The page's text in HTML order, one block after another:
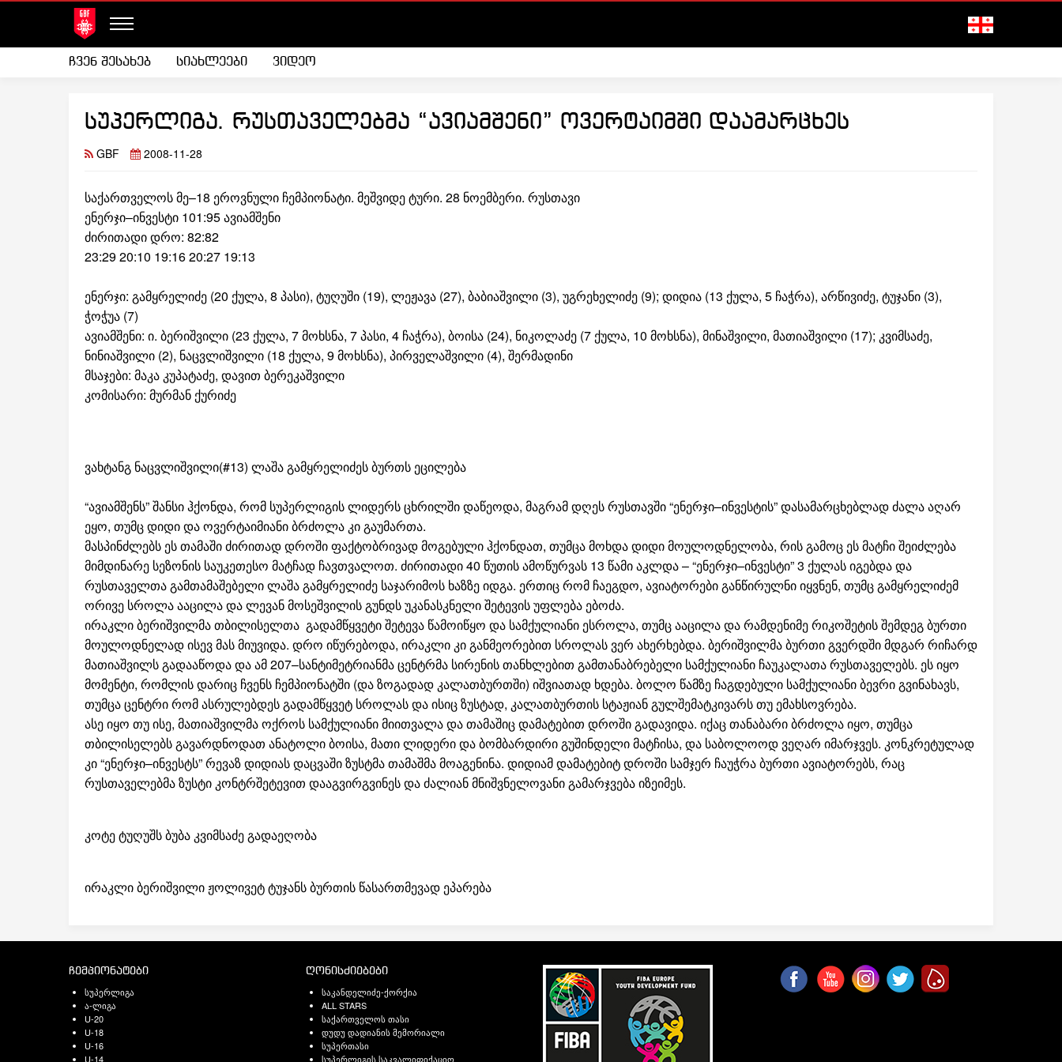
ჩვენ შესახებ სიახლეები ვიდეო
სუპერლიგა. რუსთაველებმა “ავიამშენი” ოვერტაიმში დაამარცხეს
GBF 2008-11-28
საქართველოს მე–18 ეროვნული ჩემპიონატი. მეშვიდე ტური. 28 ნოემბერი. რუსთავი
ენერჯი–ინვესტი 101:95 ავიამშენი
ძირითადი დრო: 82:82
23:29 20:10 19:16 20:27 19:13
ენერჯი: გამყრელიძე (20 ქულა, 8 პასი), ტუღუში (19), ლეჟავა (27), ბაბიაშვილი (3), უგრეხელიძე (9); დიდია (13 ქულა, 5 ჩაჭრა), არწივიძე, ტუჯანი (3),
ჭოჭუა (7)
ავიამშენი: ი. ბერიშვილი (23 ქულა, 7 მოხსნა, 7 პასი, 4 ჩაჭრა), ბოისა (24), ნიკოლაძე (7 ქულა, 10 მოხსნა), მინაშვილი, მათიაშვილი (17); კვიმსაძე,
ნინიაშვილი (2), ნაცვლიშვილი (18 ქულა, 9 მოხსნა), პირველაშვილი (4), შერმადინი
მსაჯები: მაკა კუპატაძე, დავით ბერეკაშვილი
კომისარი: მურმან ქურიძე
ვახტანგ ნაცვლიშვილი(#13) ლაშა გამყრელიძეს ბურთს ეცილება
“ავიამშენს” შანსი ჰქონდა, რომ სუპერლიგის ლიდერს ცხრილში დაწეოდა, მაგრამ დღეს რუსთავში “ენერჯი–ინვესტის” დასამარცხებლად ძალა აღარ
ეყო, თუმც დიდი და ოვერტაიმიანი ბრძოლა კი გაუმართა.
მასპინძლებს ეს თამაში ძირითად დროში ფაქტობრივად მოგებული ჰქონდათ, თუმცა მოხდა დიდი მოულოდნელობა, რის გამოც ეს მატჩი შეიძლება
მიმდინარე სეზონის საუკეთესო მატჩად ჩავთვალოთ. ძირითადი 40 წუთის ამოწურვას 13 წამი აკლდა – “ენერჯი–ინვესტი” 3 ქულას იგებდა და
რუსთაველთა გამთამაშებელი ლაშა გამყრელიძე საჯარიმოს ხაზზე იდგა. ერთიც რომ ჩაეგდო, ავიატორები განწირულნი იყვნენ, თუმც გამყრელიძემ
ორივე სროლა ააცილა და ლევან მოსეშვილის გუნდს უკანასკნელი შეტევის უფლება ებოძა.
ირაკლი ბერიშვილმა თბილისელთა გადამწყვეტი შეტევა წამოიწყო და სამქულიანი ესროლა, თუმც ააცილა და რამდენიმე რიკოშეტის შემდეგ ბურთი
მოულოდნელად ისევ მას მიუვიდა. დრო იწურებოდა, ირაკლი კი განმეორებით სროლას ვერ ახერხებდა. ბერიშვილმა ბურთი გვერდში მდგარ რიჩარდ
მათიაშვილს გადააწოდა და ამ 207–სანტიმეტრიანმა ცენტრმა სირენის თანხლებით გამთანაბრებელი სამქულიანი ჩაუკალათა რუსთაველებს. ეს იყო
მომენტი, რომლის დარიც ჩვენს ჩემპიონატში (და ზოგადად კალათბურთში) იშვიათად ხდება. ბოლო წამზე ჩაგდებული სამქულიანი ბევრი გვინახავს,
თუმცა ცენტრი რომ ასრულებდეს გადამწყვეტ სროლას და ისიც ზუსტად, კალათბურთის სტაჟიან გულშემატკივარს თუ ემახსოვრება.
ასე იყო თუ ისე, მათიაშვილმა ოქროს სამქულიანი მიითვალა და თამაშიც დამატებით დროში გადავიდა. იქაც თანაბარი ბრძოლა იყო, თუმცა
თბილისელებს გავარდნოდათ ანატოლი ბოისა, მათი ლიდერი და ბომბარდირი გუშინდელი მატჩისა, და საბოლოოდ ვეღარ იმარჯვეს. კონკრეტულად
კი “ენერჯი–ინვესტს” რევაზ დიდიას დაცვაში ზუსტმა თამაშმა მოაგენინა. დიდიამ დამატებიტ დროში სამჯერ ჩაუჭრა ბურთი ავიატორებს, რაც
რუსთაველებმა ზუსტი კონტრშეტევით დააგვირგვინეს და ძალიან მნიშვნელოვანი გამარჯვება იზეიმეს.
კოტე ტუღუშს ბუბა კვიმსაძე გადაეღობა
ირაკლი ბერიშვილი ჟოლივეტ ტუჯანს ბურთის წასართმევად ეპარება
ჩემპიონატები
სუპერლიგა
ა-ლიგა
U-20
U-18
U-16
U-14
ღონისძიებები
საკანდელიძე-ქორქია
ALL STARS
საქართველოს თასი
დუდუ დადიანის მემორიალი
სუპერთასი
სუპერლიგის საკვალიფიქაციო